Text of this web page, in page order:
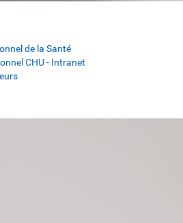
de la Santé
CHU - Intranet